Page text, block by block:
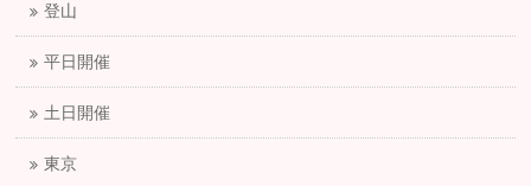
登山
平日開催
土日開催
東京